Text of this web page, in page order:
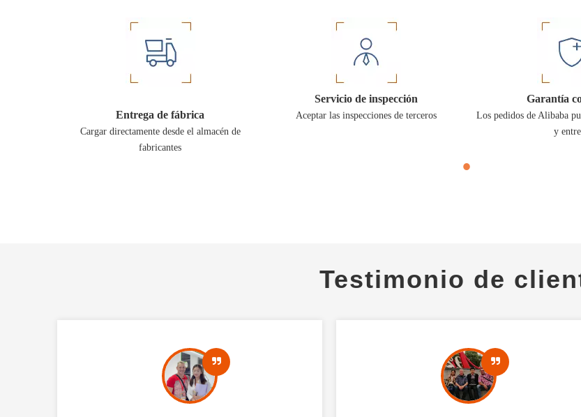
Entrega de fábrica
Cargar directamente desde el almacén de
fabricantes
Servicio de inspección
Aceptar las inspecciones de terceros
Garantía
Los pedidos de Alibaba
y
Testimonio de